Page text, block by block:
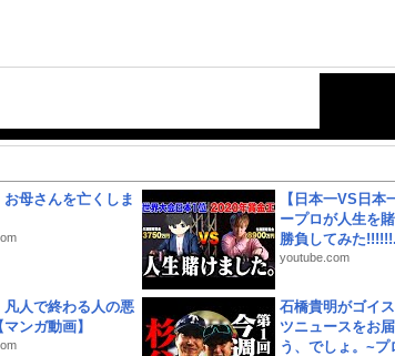
お母さんを亡くしま
【日本一VS日本
ープロが人生を
勝負してみた
youtube.com
凡人で終わる人の悪
ンガ動画】
石橋貴明がゴイ
ツニュースをお
う、でしょ。~プ